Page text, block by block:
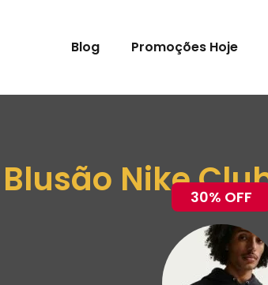
Blog Promoções Hoje
Blusão Nike30% OFF